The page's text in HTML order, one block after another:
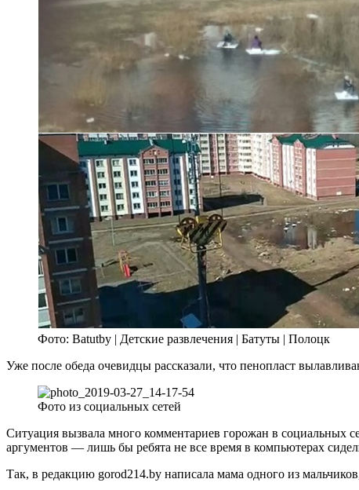
Фото: Batutby | Детские развлечения | Батуты | Полоцк
Уже после обеда очевидцы рассказали, что пенопласт
Фото из социальных сетей
Ситуация вызвала много комментариев горожан в социальных
аргументов — лишь бы ребята не все время в компьютерах
Так, в редакцию gorod214.by написала мама одного из